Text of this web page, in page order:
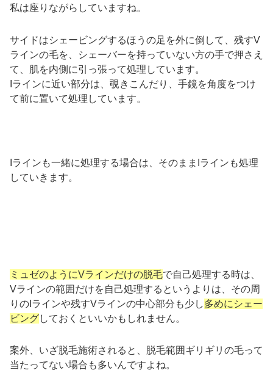
私は座りながらしていますね。
サイドはシェービングするほうの足を外に倒して、残すV
ラインの毛を、シェーバーを持っていない方の手で押さえ
て、肌を内側に引っ張って処理しています。
Iラインに近い部分は、覗きこんだり、手鏡を角度をつけ
て前に置いて処理しています。
Iラインも一緒に処理する場合は、そのままIラインも処理
していきます。
ミュゼのようにVラインだけの脱毛で自己処理する時は、
Vラインの範囲だけを自己処理するというよりは、その周
りのIラインや残すVラインの中心部分も少し多めにシェー
ビングしておくといいかもしれません。
案外、いざ脱毛施術されると、脱毛範囲ギリギリの毛って
当たってない場合も多いんですよね。